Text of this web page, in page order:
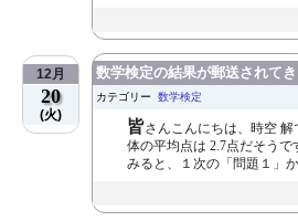
12月
20
(火)
数学検定の結果が郵送されて
カテゴリー 数学検定
皆さんこんにちは、時空
体の平均点は 2.7点だそう
みると、１次の「問題１」